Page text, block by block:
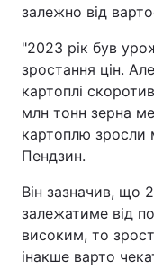
залежно від
"2023 рік був
зростання цін.
картоплі
млн тонн зерна
картоплю зросли
Пендзин.
Він зазначив, що
залежатиме від
високим, то
інакше варто